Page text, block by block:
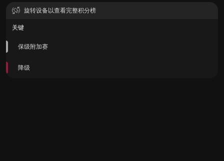
旋转设备以查看完整积分榜
关键
保级附加赛
降级